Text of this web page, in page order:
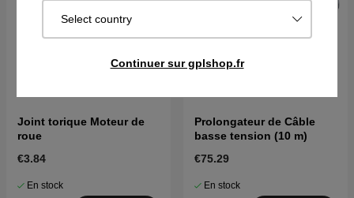
Select country
Continuer sur gplshop.fr
Joint torique Moteur de
roue
€3.84
En stock
Prolongateur de Câble
basse tension (10 m)
€75.29
En stock